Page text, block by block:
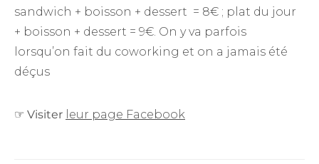
sandwich + boisson + dessert = 8€ ; plat du jour
+ boisson + dessert = 9€. On y va parfois
lorsqu’on fait du coworking et on a jamais été
déçus
☞ Visiter leur page Facebook